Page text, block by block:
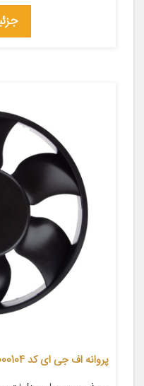
پروانه اف جی ای کد 2000104 مناسب برای پراید